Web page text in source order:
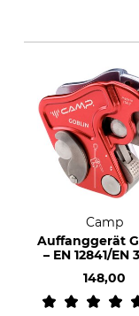
Camp
Auffanggerät
– EN 12841/EN
148,00